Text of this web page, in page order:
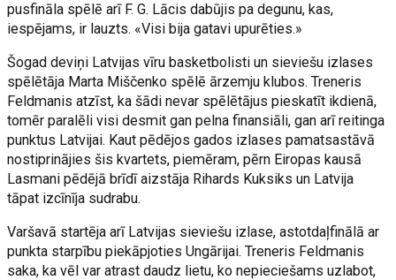
pusfināla spēlē arī F. G. Lācis dabūjis pa degunu, kas,
iespējams, ir lauzts. «Visi bija gatavi upurēties.»
Šogad deviņi Latvijas vīru basketbolisti un sieviešu izlases
spēlētāja Marta Miščenko spēlē ārzemju klubos. Treneris
Feldmanis atzīst, ka šādi nevar spēlētājus pieskatīt ikdienā,
tomēr paralēli visi desmit gan pelna finansiāli, gan arī reitinga
punktus Latvijai. Kaut pēdējos gados izlases pamatsastāvā
nostiprinājies šis kvartets, piemēram, pērn Eiropas kausā
Lasmani pēdējā brīdī aizstāja Rihards Kuksiks un Latvija
tāpat izcīnīja sudrabu.
Varšavā startēja arī Latvijas sieviešu izlase, astotdaļfinālā ar
punkta starpību piekāpjoties Ungārijai. Treneris Feldmanis
saka, ka vēl var atrast daudz lietu, ko nepieciešams uzlabot,